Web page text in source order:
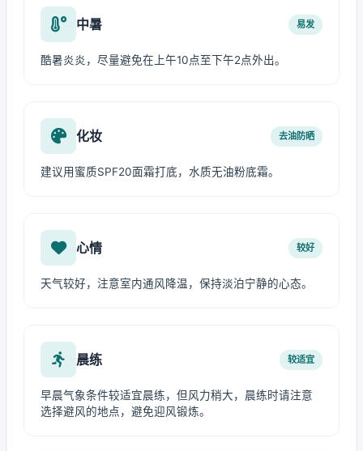
中暑 易发
酷暑炎炎，尽量避免在上午10点至下午2点外出。
化妆 去油防晒
建议用蜜质SPF20面霜打底，水质无油粉底霜。
心情 较好
天气较好，注意室内通风降温，保持淡泊宁静的心态。
晨练 较适宜
早晨气象条件较适宜晨练，但风力稍大，晨练时请注意
选择避风的地点，避免迎风锻炼。